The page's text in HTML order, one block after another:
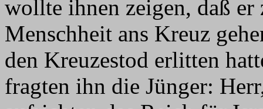
wollte ihnen zeigen, daß
Menschheit ans Kreuz
den Kreuzestod erlitten
fragten ihn die Jünger: